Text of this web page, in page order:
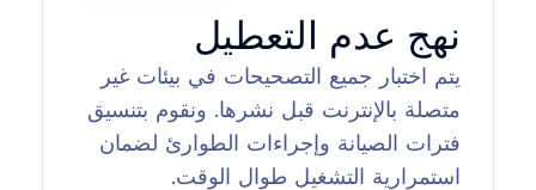
نهج عدم التعطيل
يتم اختبار جميع التصحيحات في بيئات غير
متصلة بالإنترنت قبل نشرها. ونقوم بتنسيق
فترات الصيانة وإجراءات الطوارئ لضمان
استمرارية التشغيل طوال الوقت.